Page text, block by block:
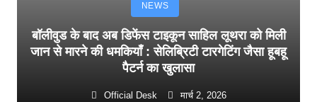
NEWS
बॉलीवुड के बाद अब डिफेंस टाइकून साहिल लूथरा को मिली
जान से मारने की धमकियाँ : सेलिब्रिटी टारगेटिंग जैसा हूबहू
पैटर्न का खुलासा
Official Desk मार्च 2, 2026